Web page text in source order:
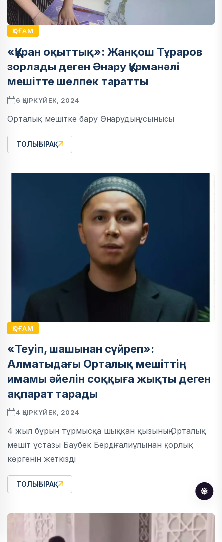
ҚОҒАМ
«Құран оқыттық»: Жанқош Тұраров
зорлады деген Әнару Құрманәлі
мешітте шелпек таратты
6 ҚЫРКҮЙЕК, 2024
Орталық мешітке бару Әнарудың ұсынысы
ТОЛЫҒЫРАҚ
ҚОҒАМ
«Теуіп, шашынан сүйреп»:
Алматыдағы Орталық мешіттің
имамы әйелін соққыға жықты деген
ақпарат тарады
4 ҚЫРКҮЙЕК, 2024
4 жыл бұрын тұрмысқа шыққан қызының Орталық
мешіт ұстазы Баубек Бердіғалиұлынан қорлық
көргенін жеткізді
ТОЛЫҒЫРАҚ